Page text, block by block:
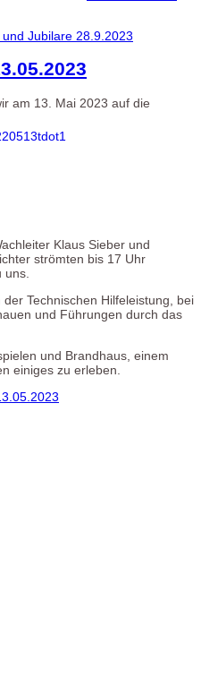
Jubilare 28.9.2023
am 13. Mai 2023 auf die
Klaus Sieber und
strömten bis 17 Uhr
Technischen Hilfeleistung, bei
und Führungen durch das
und Brandhaus, einem
einiges zu erleben.